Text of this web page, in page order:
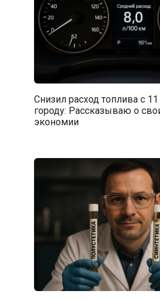
Снизил расход топлива с
городу: Рассказываю о
экономии